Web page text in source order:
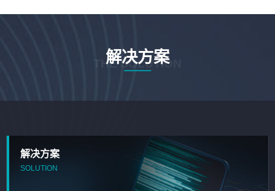
解决方案
THE SOLUTION
解决方案
SOLUTION